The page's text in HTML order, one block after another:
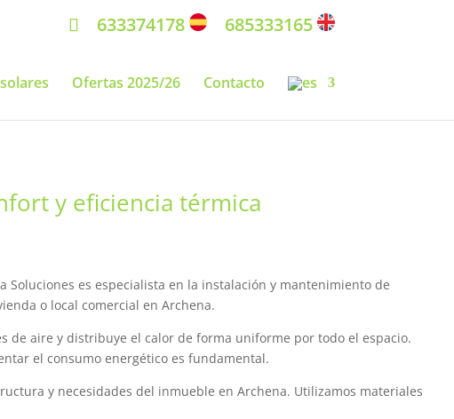
633374178 685333165
Ofertas 2025/26 Contacto
y eficiencia térmica
es especialista en la instalación y mantenimiento de
o local comercial en Archena.
de aire y distribuye el calor de forma uniforme por todo el espacio.
el consumo energético es fundamental.
y necesidades del inmueble en Archena. Utilizamos materiales